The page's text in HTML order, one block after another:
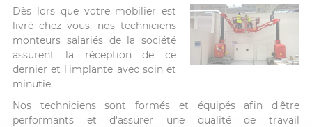
Dès lors que votre mobilier est
livré chez vous, nos techniciens
monteurs salariés de la société
assurent la réception de ce
dernier et l'implante avec soin et
minutie.
Nos techniciens sont formés et équipés afin d'être
performants et d'assurer une qualité de travail